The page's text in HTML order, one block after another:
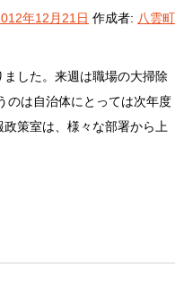
年12月21日 作成者: 八雲町
した。来週は職場の大掃除
のは自治体にとっては次年度
策室は、様々な部署から上